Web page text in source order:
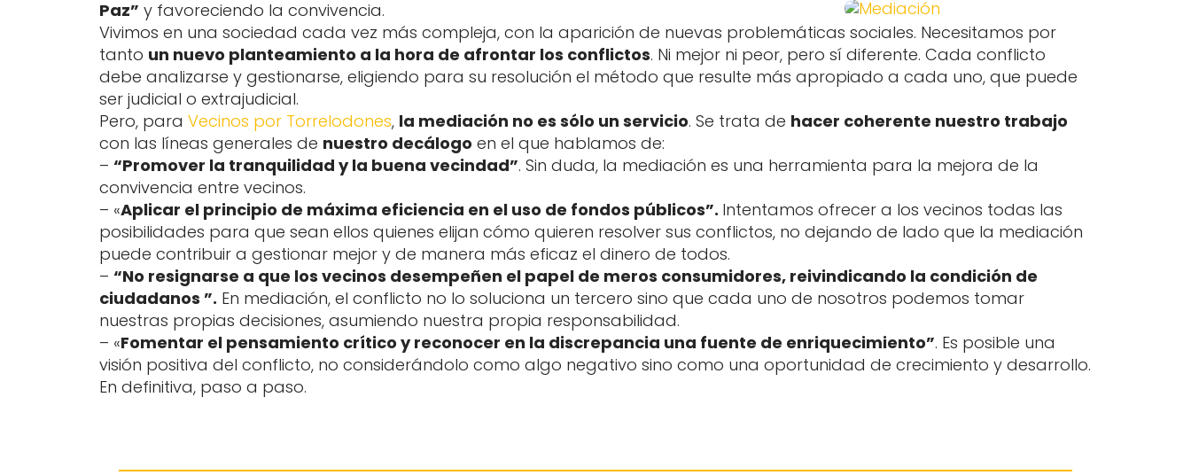
Paz” y favoreciendo la convivencia.
Vivimos en una sociedad cada vez más compleja, con la aparición de nuevas problemáticas sociales. Necesitamos por
tanto un nuevo planteamiento a la hora de afrontar los conflictos. Ni mejor ni peor, pero sí diferente. Cada conflicto
debe analizarse y gestionarse, eligiendo para su resolución el método que resulte más apropiado a cada uno, que puede
ser judicial o extrajudicial.
Pero, para Vecinos por Torrelodones, la mediación no es sólo un servicio. Se trata de hacer coherente nuestro trabajo
con las líneas generales de nuestro decálogo en el que hablamos de:
– “Promover la tranquilidad y la buena vecindad”. Sin duda, la mediación es una herramienta para la mejora de la
convivencia entre vecinos.
– «Aplicar el principio de máxima eficiencia en el uso de fondos públicos”. Intentamos ofrecer a los vecinos todas las
posibilidades para que sean ellos quienes elijan cómo quieren resolver sus conflictos, no dejando de lado que la mediación
puede contribuir a gestionar mejor y de manera más eficaz el dinero de todos.
– “No resignarse a que los vecinos desempeñen el papel de meros consumidores, reivindicando la condición de
ciudadanos ”. En mediación, el conflicto no lo soluciona un tercero sino que cada uno de nosotros podemos tomar
nuestras propias decisiones, asumiendo nuestra propia responsabilidad.
– «Fomentar el pensamiento crítico y reconocer en la discrepancia una fuente de enriquecimiento”. Es posible una
visión positiva del conflicto, no considerándolo como algo negativo sino como una oportunidad de crecimiento y desarrollo.
En definitiva, paso a paso.